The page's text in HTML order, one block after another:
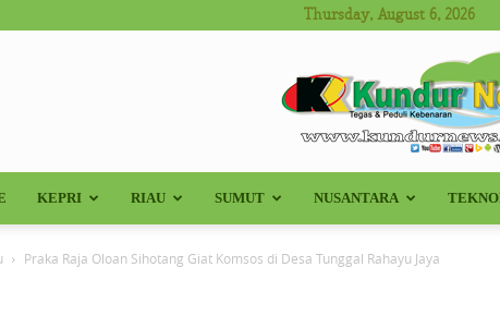
Thursday, August 6, 2026
Kundur
KEPRI RIAU SUMUT NUSANTARA
Praka Raja Oloan Sihotang Giat Komsos di Desa Tunggal Rahayu Jaya